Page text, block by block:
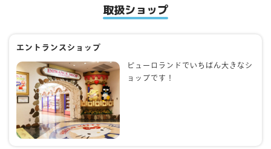
取扱ショップ
エントランスショップ
ピューロランドでいちばん大きなシ
ョップです！